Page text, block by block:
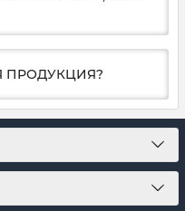
ПРОДУКЦИЯ?